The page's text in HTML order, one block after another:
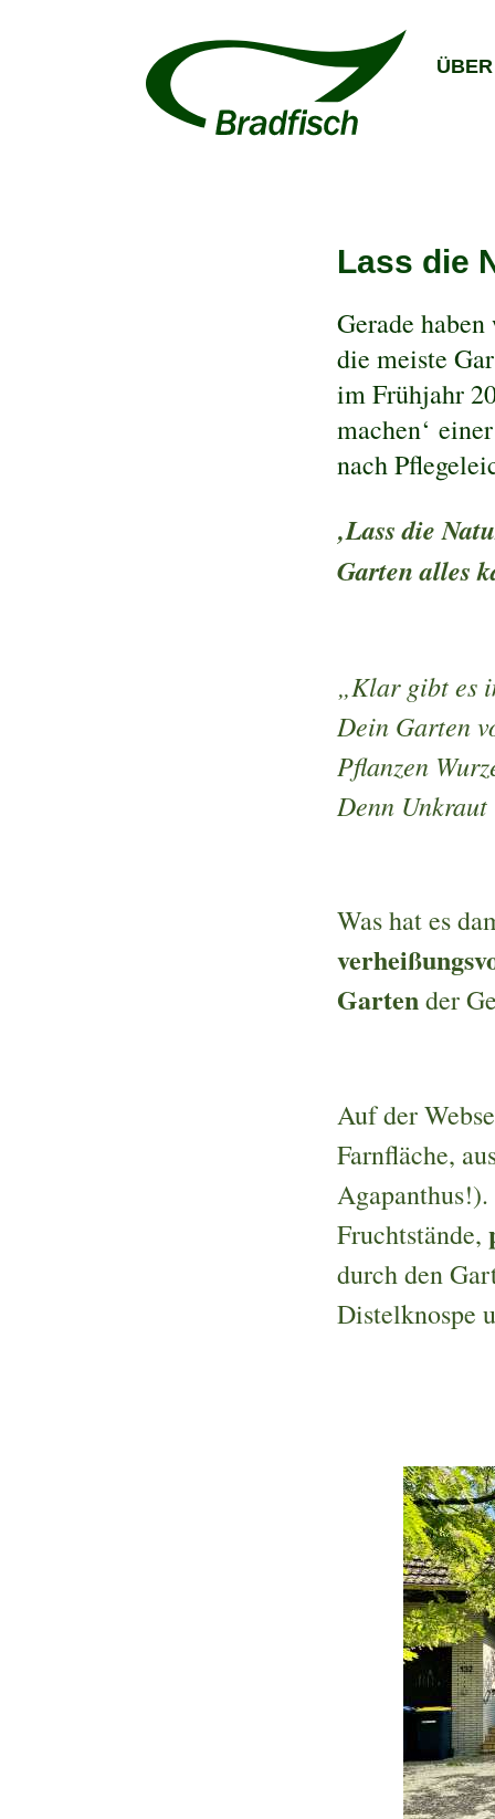
Lass die
Gerade
die meiste
im Frühjahr
machen‘
nach
‚Lass die
Garten alles
„Klar gibt es
Dein Garten
Pflanzen
Denn
Was hat es
Gartender
Auf der
Farnfläche,
Fruchtstände,
durch den
Distelknospe